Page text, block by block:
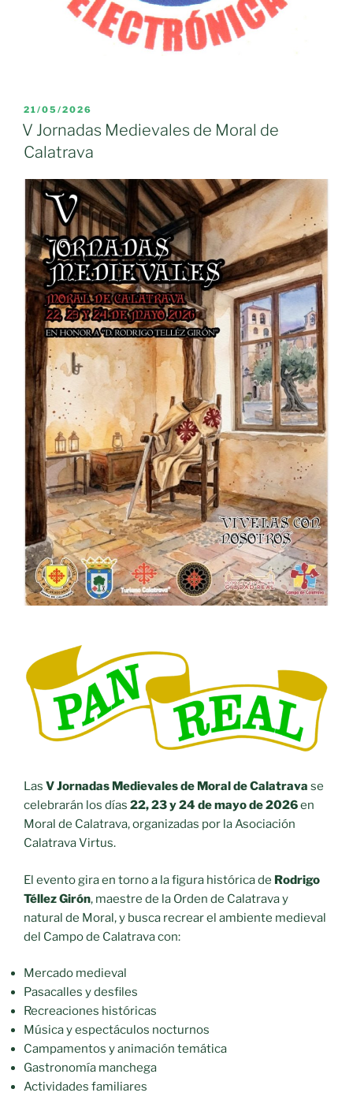
PUBLICADO
EL
21/05/2026
V Jornadas Medievales de Moral de
Calatrava
Las V Jornadas Medievales de Moral de Calatrava se
celebrarán los días 22, 23 y 24 de mayo de 2026en
Moral de Calatrava, organizadas por la Asociación
Calatrava Virtus.
El evento gira en torno a la figura histórica de Rodrigo
Téllez Girón, maestre de la Orden de Calatrava y
natural de Moral, y busca recrear el ambiente medieval
del Campo de Calatrava con:
Mercado medieval
Pasacalles y desfiles
Recreaciones históricas
Música y espectáculos nocturnos
Campamentos y animación temática
Gastronomía manchega
Actividades familiares